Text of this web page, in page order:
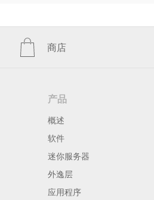
商店
产品
概述
软件
迷你服务器
外逸层
应用程序